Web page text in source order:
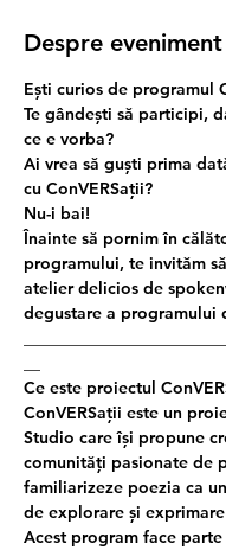
Despre eveniment
Ești curios de programul
Te gândești să participi,
ce e vorba?
Ai vrea să guști prima
cu ConVERSații?
Nu-i bai!
Înainte să pornim în
programului, te invităm
atelier delicios de
degustare a programului
Ce este proiectul
ConVERSații este un
Studio care își propune
comunități pasionate de
familiarizeze poezia ca
de explorare și
Acest program face